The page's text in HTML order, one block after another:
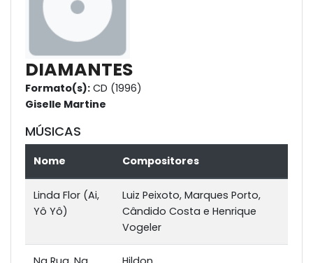
DIAMANTES
Formato(s): CD (1996)
Giselle Martine
MÚSICAS
Nome Compositores
Linda Flor (Ai,
Yô Yô)
Luiz Peixoto, Marques Porto,
Cândido Costa e Henrique
Vogeler